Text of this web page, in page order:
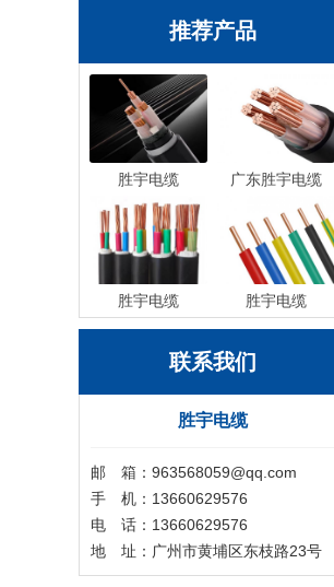
推荐产品
胜宇电缆 广东胜宇电缆
胜宇电缆 胜宇电缆
联系我们
胜宇电缆
邮 箱：963568059@qq.com
手 机：13660629576
电 话：13660629576
地 址：广州市黄埔区东枝路23号